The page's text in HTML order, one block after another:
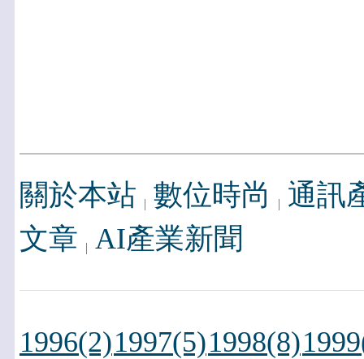
關於本站 數位時尚
通訊
文章 AI產業新聞
1996(2)1997(5)1998(8)